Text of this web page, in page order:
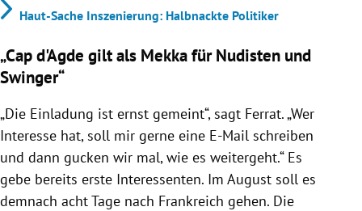
Haut-Sache Inszenierung: Halbnackte Politiker
„Cap d'Agde gilt als Mekka für Nudisten und
Swinger“
„Die Einladung ist ernst gemeint“, sagt Ferrat. „Wer
Interesse hat, soll mir gerne eine E-Mail schreiben
und dann gucken wir mal, wie es weitergeht.“ Es
gebe bereits erste Interessenten. Im August soll es
demnach acht Tage nach Frankreich gehen. Die